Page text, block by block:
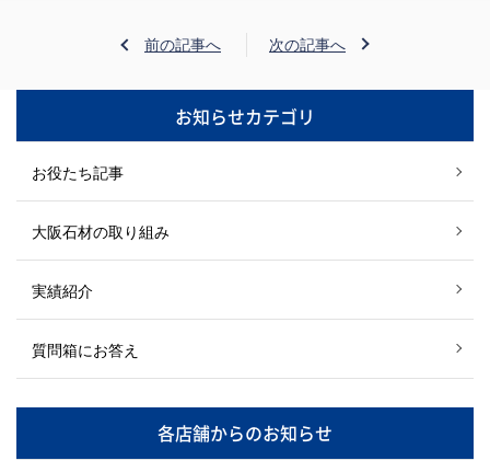
前の記事へ 次の記事へ
お知らせカテゴリ
お役たち記事
大阪石材の取り組み
実績紹介
質問箱にお答え
各店舗からのお知らせ